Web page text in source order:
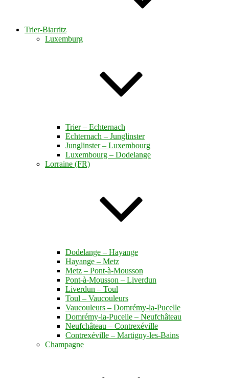
Trier-Biarritz
Luxemburg
Trier – Echternach
Echternach – Junglinster
Junglinster – Luxembourg
Luxembourg – Dodelange
Lorraine (FR)
Dodelange – Hayange
Hayange – Metz
Metz – Pont-à-Mousson
Pont-à-Mousson – Liverdun
Liverdun – Toul
Toul – Vaucouleurs
Vaucouleurs – Domrémy-la-Pucelle
Domrémy-la-Pucelle – Neufchâteau
Neufchâteau – Contrexéville
Contrexéville – Martigny-les-Bains
Champagne